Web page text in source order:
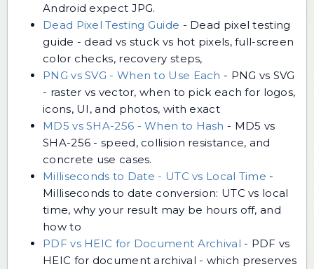
Android expect JPG.
Dead Pixel Testing Guide - Dead pixel testing
guide - dead vs stuck vs hot pixels, full-screen
color checks, recovery steps,
PNG vs SVG - When to Use Each - PNG vs SVG
- raster vs vector, when to pick each for logos,
icons, UI, and photos, with exact
MD5 vs SHA-256 - When to Hash - MD5 vs
SHA-256 - speed, collision resistance, and
concrete use cases.
Milliseconds to Date - UTC vs Local Time -
Milliseconds to date conversion: UTC vs local
time, why your result may be hours off, and
how to
PDF vs HEIC for Document Archival - PDF vs
HEIC for document archival - which preserves